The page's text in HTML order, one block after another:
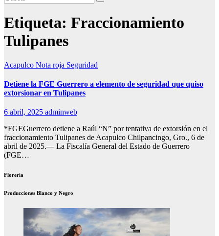
Etiqueta: Fraccionamiento
Tulipanes
Acapulco Nota roja Seguridad
Detiene la FGE Guerrero a elemento de seguridad que quiso
extorsionar en Tulipanes
6 abril, 2025 adminweb
*FGEGuerrero detiene a Raúl “N” por tentativa de extorsión en el
fraccionamiento Tulipanes de Acapulco Chilpancingo, Gro., 6 de
abril de 2025.— La Fiscalía General del Estado de Guerrero
(FGE…
Florería
Producciones Blanco y Negro